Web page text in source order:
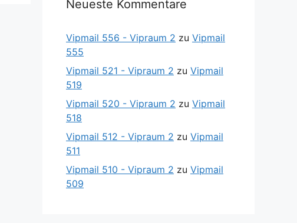
Neueste Kommentare
Vipmail 556 - Vipraum 2 zu Vipmail
555
Vipmail 521 - Vipraum 2 zu Vipmail
519
Vipmail 520 - Vipraum 2 zu Vipmail
518
Vipmail 512 - Vipraum 2 zu Vipmail
511
Vipmail 510 - Vipraum 2 zu Vipmail
509